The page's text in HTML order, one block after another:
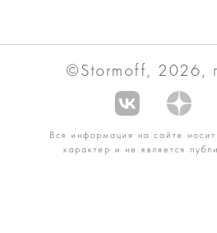
©Stormoff, 2026,
Вся информация на сайте
характер и не является